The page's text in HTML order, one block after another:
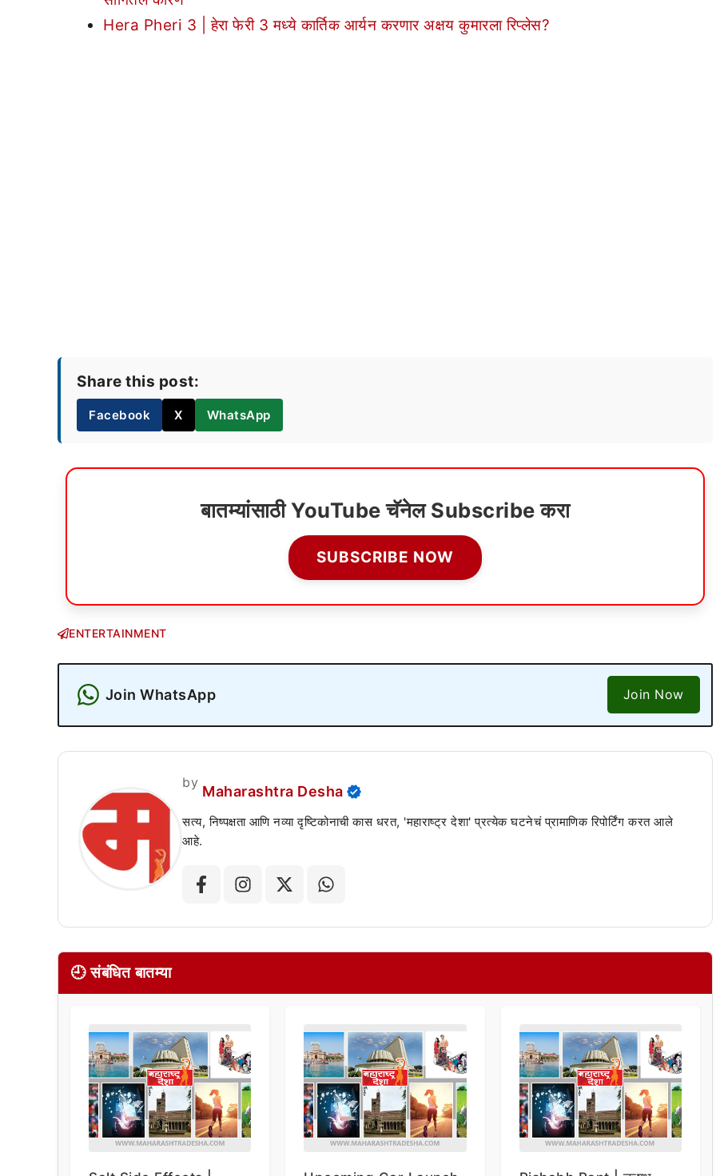
Hera Pheri 3 | हेरा फेरी 3 मध्ये कार्तिक आर्यन करणार अक्षय कुमारला रिप्लेस?
Share this post:
Facebook X WhatsApp
बातम्यांसाठी YouTube चॅनेल Subscribe करा
SUBSCRIBE NOW
ENTERTAINMENT
Join WhatsApp Join Now
by
Maharashtra Desha
सत्य, निष्पक्षता आणि नव्या दृष्टिकोनाची कास धरत, 'महाराष्ट्र देशा' प्रत्येक घटनेचं प्रामाणिक रिपोर्टिंग करत आले
आहे.
🕘 संबंधित बातम्या